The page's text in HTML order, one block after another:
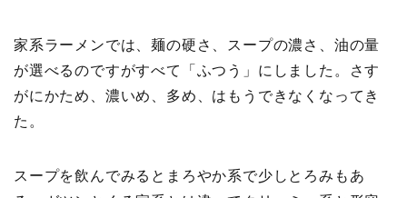
家系ラーメンでは、麺の硬さ、スープの濃さ、油の量
が選べるのですがすべて「ふつう」にしました。さす
がにかため、濃いめ、多め、はもうできなくなってき
た。
スープを飲んでみるとまろやか系で少しとろみもあ